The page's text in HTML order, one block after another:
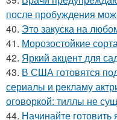
после пробуждения
40. Это закуска на
41. Морозостойкие
42. Яркий акцент для
43. В США готовятся
сериалы и рекламу
оговоркой: тиллы не
44. Начинайте готовить